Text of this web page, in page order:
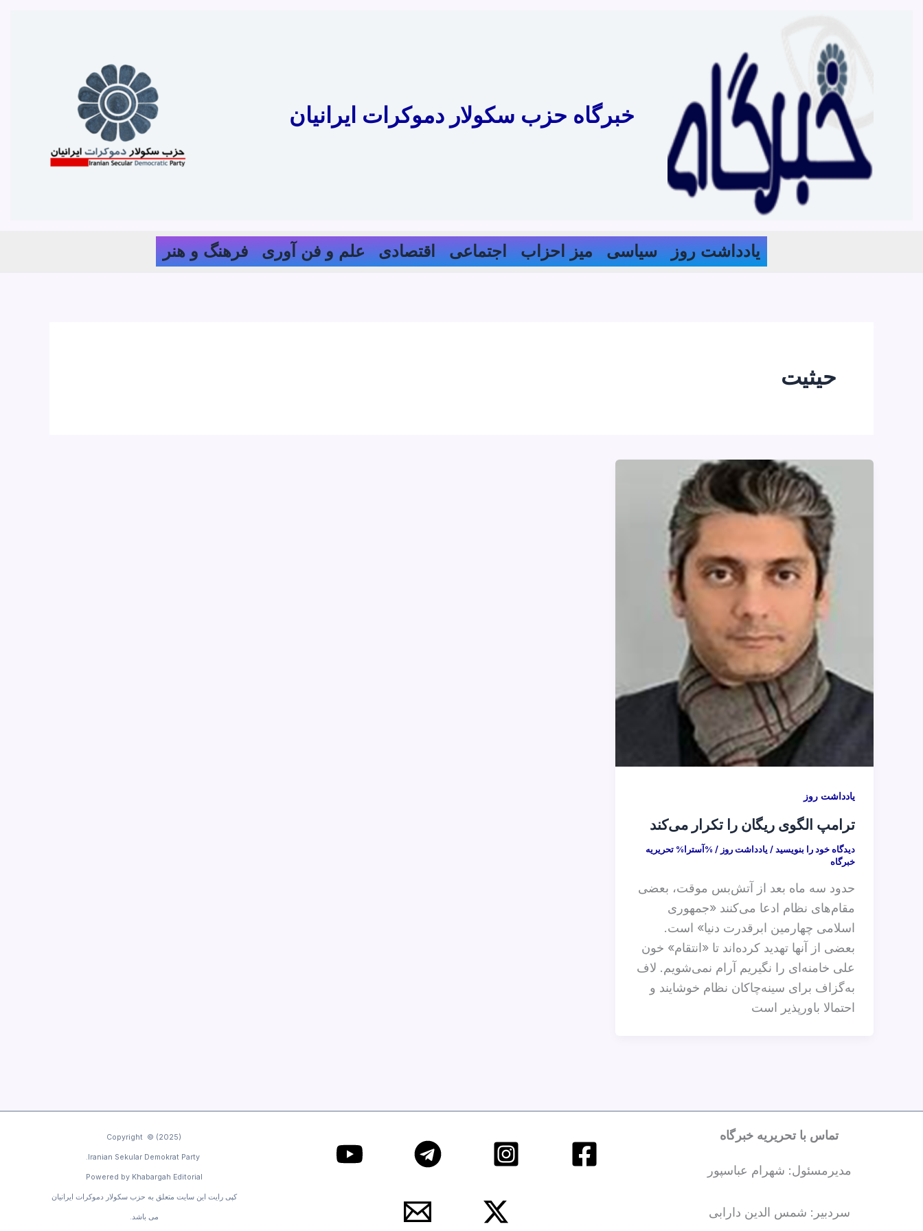
خبرگاه حزب سکولار دموکرات ایرانیان
یادداشت روز سیاسی میز احزاب اجتماعی اقتصادی علم و فن آوری فرهنگ و هنر
حیثیت
یادداشت روز
ترامپ الگوی ریگان را تکرار می‌کند
دیدگاه‌ خود را بنویسید/ یادداشت روز / %آسترا% تحریریه
خبرگاه
حدود سه ماه بعد از آتش‌بس موقت، بعضی
مقام‌های نظام ادعا می‌کنند «جمهوری
اسلامی چهارمین ابرقدرت دنیا» است.
بعضی از آنها تهدید کرده‌اند تا «انتقام» خون
علی خامنه‌ای را نگیریم آرام نمی‌شویم. لاف‌
به‌گزاف برای سینه‌چاکان نظام خوشایند و
احتمالا باور‌پذیر است
تماس با تحریریه خبرگاه
مدیرمسئول: شهرام عباسپور
سردبیر: شمس الدین دارابی
Copyright © (2025)
Powered by Khabargah Editorial
کپی رایت این سایت متعلق به حزب سکولار دموکرات ایرانیان
می باشد.